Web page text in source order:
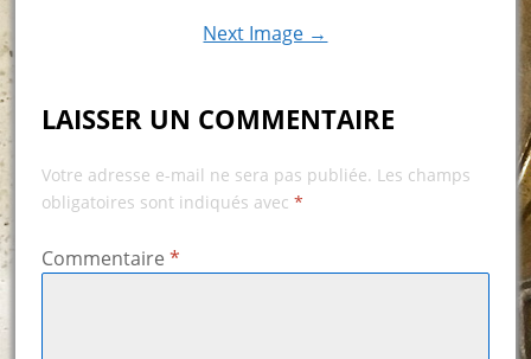
Next Image →
LAISSER UN COMMENTAIRE
Votre adresse e-mail ne sera pas publiée. Les champs
obligatoires sont indiqués avec *
Commentaire *